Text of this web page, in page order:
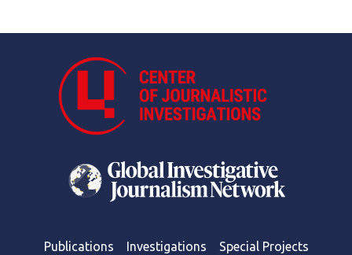
Publications Investigations Special Projects